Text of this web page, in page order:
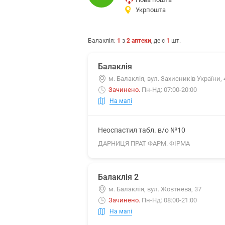
Укрпошта
Балаклія: 1 з 2 аптеки, де є 1 шт.
Балаклія
м. Балаклія, вул. Захисників України,
Зачинено. Пн-Нд: 07:00-20:00
На мапі
Неоспастил табл. в/о №10
ДАРНИЦЯ ПРАТ ФАРМ. ФІРМА
Балаклія 2
м. Балаклія, вул. Жовтнева, 37
Зачинено. Пн-Нд: 08:00-21:00
На мапі